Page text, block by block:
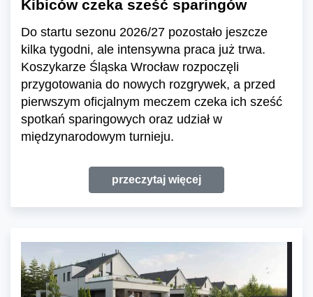
Kibiców czeka sześć sparingów
Do startu sezonu 2026/27 pozostało jeszcze
kilka tygodni, ale intensywna praca już trwa.
Koszykarze Śląska Wrocław rozpoczęli
przygotowania do nowych rozgrywek, a przed
pierwszym oficjalnym meczem czeka ich sześć
spotkań sparingowych oraz udział w
międzynarodowym turnieju.
przeczytaj więcej